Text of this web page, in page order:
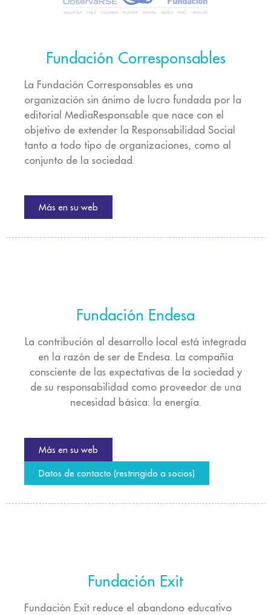
Fundación Corresponsables
La Fundación Corresponsables es una
organización sin ánimo de lucro fundada por la
editorial MediaResponsable que nace con el
objetivo de extender la Responsabilidad Social
tanto a todo tipo de organizaciones, como al
conjunto de la sociedad.
Más en su web
Fundación Endesa
La contribución al desarrollo local está integrada
en la razón de ser de Endesa. La compañía
consciente de las expectativas de la sociedad y
de su responsabilidad como proveedor de una
necesidad básica: la energía.
Más en su web
Datos de contacto (restringido a socios)
Fundación Exit
Fundación Exit reduce el abandono educativo